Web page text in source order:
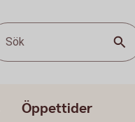
Sök
Öppettider